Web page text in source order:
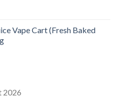
Vape Cart (Fresh Baked
2026